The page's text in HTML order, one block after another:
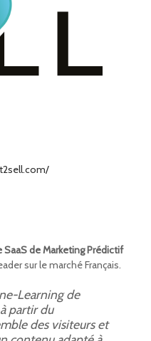
SaaS de Marketing Prédictif
sur le marché Français.
Learning de
partir du
des visiteurs et